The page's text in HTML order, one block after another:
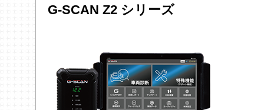
G-SCAN Z2 シリーズ